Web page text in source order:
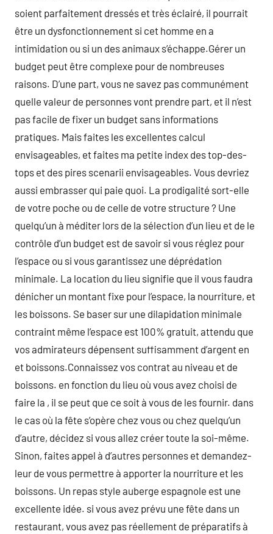
soient parfaitement dressés et très éclairé, il pourrait
être un dysfonctionnement si cet homme en a
intimidation ou si un des animaux s’échappe.Gérer un
budget peut être complexe pour de nombreuses
raisons. D’une part, vous ne savez pas communément
quelle valeur de personnes vont prendre part, et il n’est
pas facile de fixer un budget sans informations
pratiques. Mais faites les excellentes calcul
envisageables, et faites ma petite index des top-des-
tops et des pires scenarii envisageables. Vous devriez
aussi embrasser qui paie quoi. La prodigalité sort-elle
de votre poche ou de celle de votre structure ? Une
quelqu’un à méditer lors de la sélection d’un lieu et de le
contrôle d’un budget est de savoir si vous réglez pour
l’espace ou si vous garantissez une déprédation
minimale. La location du lieu signifie que il vous faudra
dénicher un montant fixe pour l’espace, la nourriture, et
les boissons. Se baser sur une dilapidation minimale
contraint même l’espace est 100% gratuit, attendu que
vos admirateurs dépensent suffisamment d’argent en
et boissons.Connaissez vos contrat au niveau et de
boissons. en fonction du lieu où vous avez choisi de
faire la , il se peut que ce soit à vous de les fournir. dans
le cas où la fête s’opère chez vous ou chez quelqu’un
d’autre, décidez si vous allez créer toute la soi-même.
Sinon, faites appel à d’autres personnes et demandez-
leur de vous permettre à apporter la nourriture et les
boissons. Un repas style auberge espagnole est une
excellente idée. si vous avez prévu une fête dans un
restaurant, vous avez pas réellement de préparatifs à